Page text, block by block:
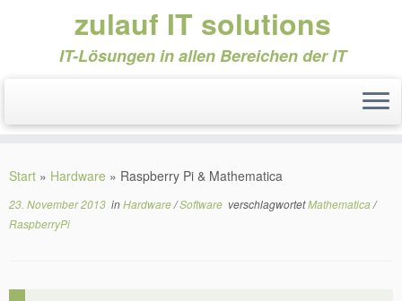
Inhalt
zulauf IT solutions
IT-Lösungen in allen Bereichen der IT
Start » Hardware » Raspberry Pi & Mathematica
23. November 2013 inHardware/Software verschlagwortetMathematica/
RaspberryPi